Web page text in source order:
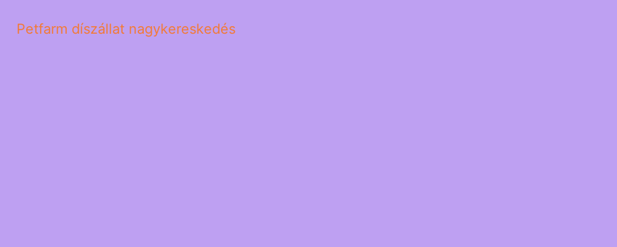
Petfarm díszállat nagykereskedés